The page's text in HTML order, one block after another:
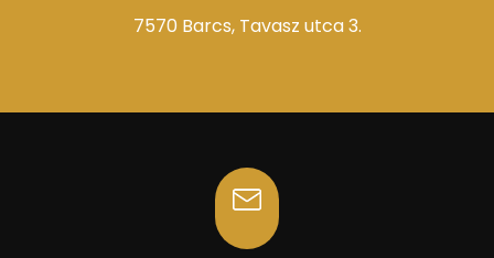
7570 Barcs, Tavasz utca 3.